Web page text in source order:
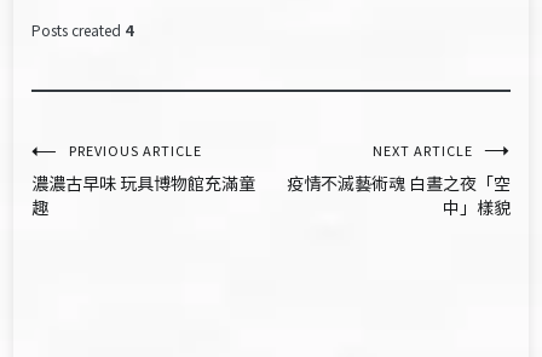
Posts created 4
文
章
PREVIOUS ARTICLE
濃濃古早味 玩具博物館充滿童
趣
NEXT ARTICLE
疫情不滅藝術魂 白晝之夜「空
中」樣貌